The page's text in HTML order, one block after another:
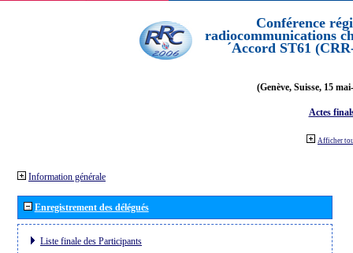
Conférence
radiocommunications
´Accord ST61
(Genève, Suisse, 15
Actes
Afficher
Information générale
Enregistrement des délégués
Liste finale des Participants